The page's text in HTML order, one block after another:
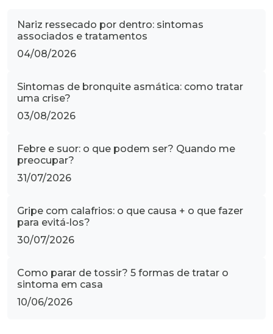
Nariz ressecado por dentro: sintomas
associados e tratamentos
04/08/2026
Sintomas de bronquite asmática: como tratar
uma crise?
03/08/2026
Febre e suor: o que podem ser? Quando me
preocupar?
31/07/2026
Gripe com calafrios: o que causa + o que fazer
para evitá-los?
30/07/2026
Como parar de tossir? 5 formas de tratar o
sintoma em casa
10/06/2026